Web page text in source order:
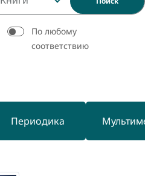
По любому
соответствию
Периодика